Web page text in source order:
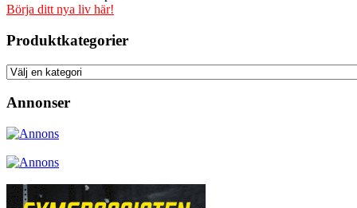
Börja ditt nya liv här!
Produktkategorier
Annonser